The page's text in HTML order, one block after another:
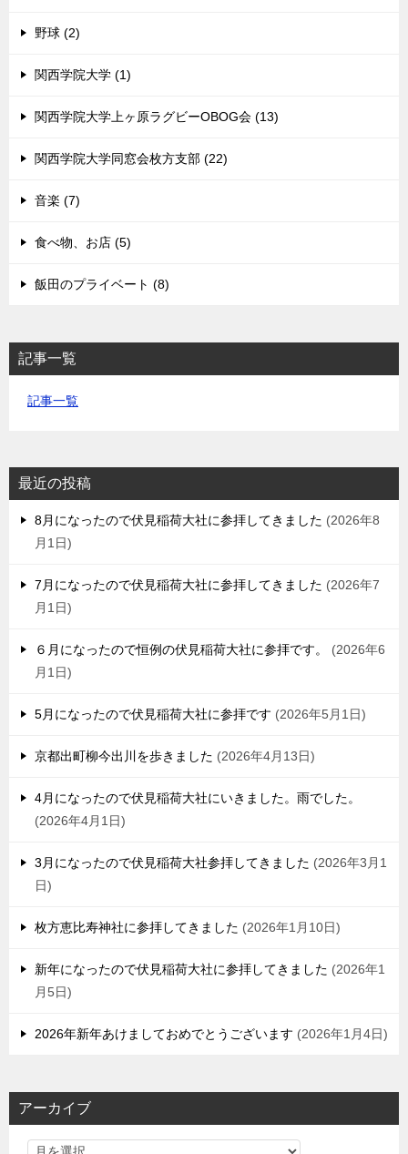
野球 (2)
関西学院大学 (1)
関西学院大学上ヶ原ラグビーOBOG会 (13)
関西学院大学同窓会枚方支部 (22)
音楽 (7)
食べ物、お店 (5)
飯田のプライベート (8)
記事一覧
記事一覧
最近の投稿
8月になったので伏見稲荷大社に参拝してきました
2026年8
月1日
7月になったので伏見稲荷大社に参拝してきました
2026年7
月1日
６月になったので恒例の伏見稲荷大社に参拝です。
2026年6
月1日
5月になったので伏見稲荷大社に参拝です 2026年5月1日
京都出町柳今出川を歩きました 2026年4月13日
4月になったので伏見稲荷大社にいきました。雨でした。
2026年4月1日
3月になったので伏見稲荷大社参拝してきました
2026年3月1
日
枚方恵比寿神社に参拝してきました 2026年1月10日
新年になったので伏見稲荷大社に参拝してきました
2026年1
月5日
2026年新年あけましておめでとうございます 2026年1月4日
アーカイブ